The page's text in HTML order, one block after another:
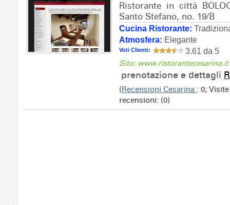
Ristorante in città
Santo Stefano, no. 19/B
Cucina Ristorante:
Atmosfera: Elegante
Voti Clienti: 3.61 da 5
Sito: www.ristorantecesarina.it
prenotazione e dettagli
(Recensioni Cesarina : 0;
recensioni: (0)